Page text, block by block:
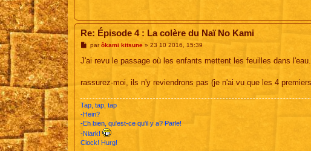
Re: Épisode 4 : La colère du Naï No Kami
M
s
g
parôkami kitsune» 23 10 2016, 15:39
J'ai revu le passage où les enfants mettent les feuilles dans
rassurez-moi, ils n'y reviendrons pas (je n'ai vu que les 4
Tap, tap, tap
-Hein?
-Eh bien, qu'est-ce qu'il y a? Parle!
-Niark!
Clock! Hurg!